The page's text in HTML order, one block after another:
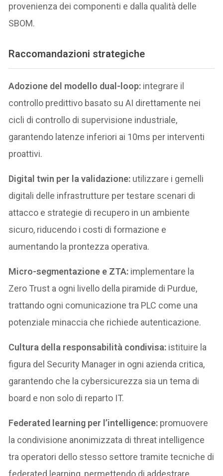
provenienza dei componenti e dalla qualità delle
SBOM.
Raccomandazioni strategiche
Adozione del modello dual-loop: integrare il
controllo predittivo basato su AI direttamente nei
cicli di controllo di supervisione industriale,
garantendo latenze inferiori ai 10ms per interventi
proattivi.
Digital twin per la validazione: utilizzare i gemelli
digitali delle infrastrutture per testare scenari di
attacco e strategie di recupero in un ambiente
sicuro, riducendo i costi di formazione e
aumentando la prontezza operativa.
Micro-segmentazione e ZTA: implementare la
Zero Trust a ogni livello della piramide di Purdue,
trattando ogni comunicazione tra PLC come una
potenziale minaccia che richiede autenticazione.
Cultura della responsabilità condivisa: istituire la
figura del Security Manager in ogni azienda critica,
garantendo che la cybersicurezza sia un tema di
board e non solo di reparto IT.
Federated learning per l’intelligence: promuovere
la condivisione anonimizzata di threat intelligence
tra operatori dello stesso settore tramite tecniche di